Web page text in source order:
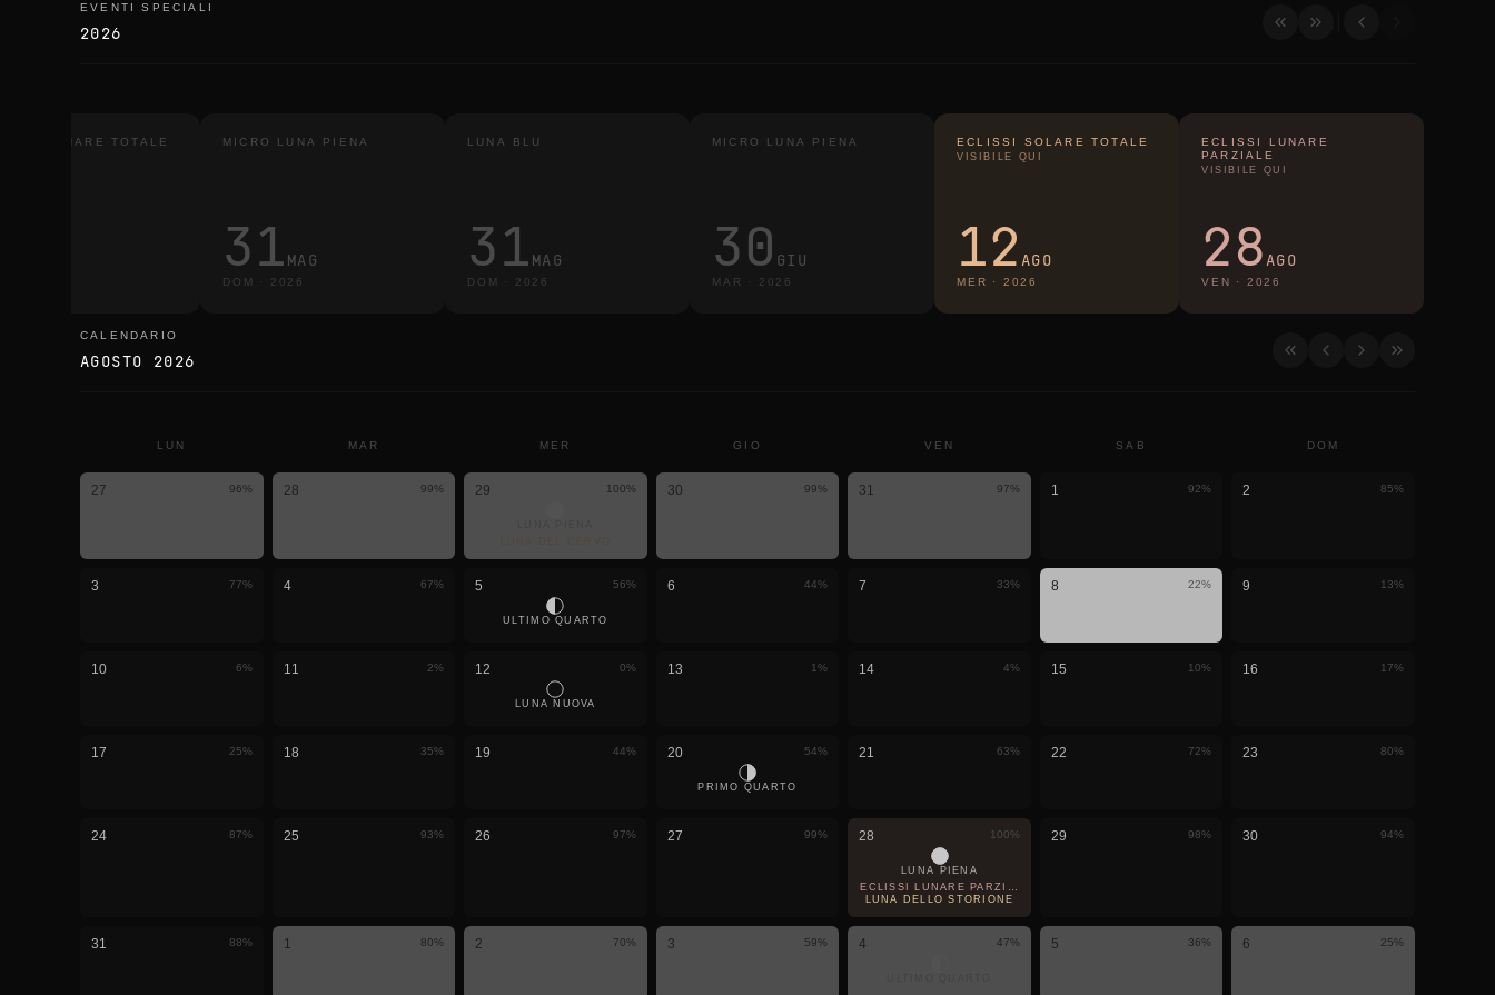
eventi speciali
EVENTI SPECIALI
2026
LUNARE TOTALE MICRO LUNA PIENA
31 MAG
DOM · 2026
LUNA BLU
31 MAG
DOM · 2026
MICRO LUNA PIENA
30 GIU
MAR · 2026
ECLISSI SOLARE TOTALE
VISIBILE QUI
12 AGO
MER · 2026
ECLISSI LUNARE
PARZIALE
VISIBILE QUI
28AGO
VEN · 2026
calendario
CALENDARIO
AGOSTO 2026
LUN MAR MER GIO VEN SAB DOM
27 96% 28 99% 29 100% 30 99% 31 97% 1 92% 2 85%
3 77% 4 67% 5 56%
ULTIMO QUARTO
6 44% 7 33% 8 22% 9 13%
10 6% 11 2% 12 0%
LUNA NUOVA
13 1% 14 4% 15 10% 16 17%
17 25% 18 35% 19 44% 20 54%
PRIMO QUARTO
21 63% 22 72% 23 80%
24 87% 25 93% 26 97% 27 99% 28 100%
LUNA PIENA
ECLISSI LUNARE PARZIALE · VISIBILE QUI
LUNA DELLO STORIONE
29 98% 30 94%
31 88% 1 80% 2 70% 3 59% 4 47% 5 36% 6 25%